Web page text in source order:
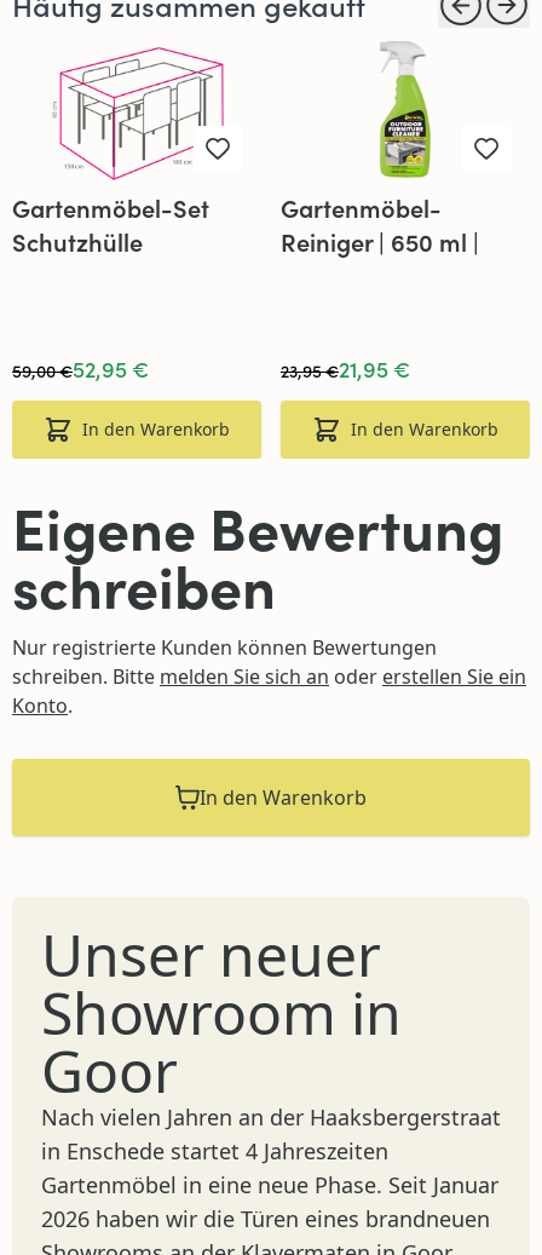
Gartenmöbel-Set
Schutzhülle
52,95 €
59,00 €
In den Warenkorb
Gartenmöbel-
Reiniger | 650 ml |
21,95 €
23,95 €
In den Warenkorb
Eigene Bewertung
schreiben
Nur registrierte Kunden können Bewertungen
schreiben. Bitte melden Sie sich an oder erstellen Sie ein
Konto.
In den Warenkorb
Unser neuer
Showroom in
Goor
Nach vielen Jahren an der Haaksbergerstraat
in Enschede startet 4 Jahreszeiten
Gartenmöbel in eine neue Phase. Seit Januar
2026 haben wir die Türen eines brandneuen